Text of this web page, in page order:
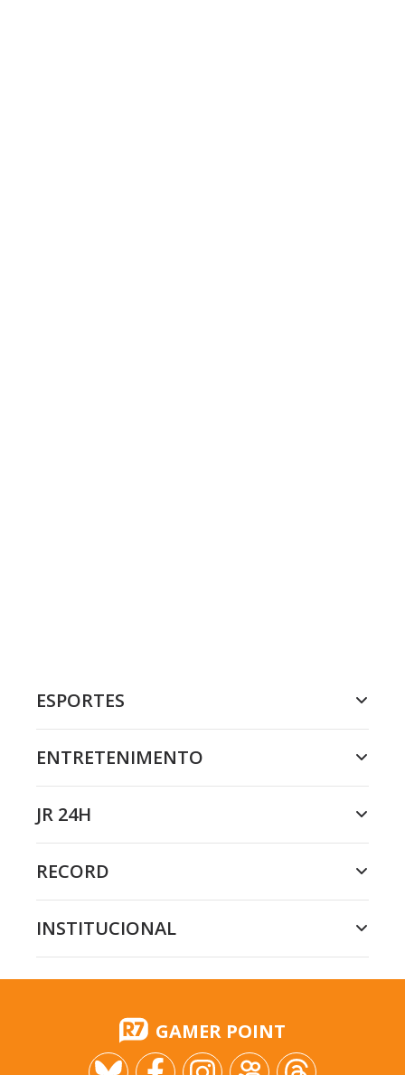
ESPORTES
ENTRETENIMENTO
JR 24H
RECORD
INSTITUCIONAL
GAMER POINT